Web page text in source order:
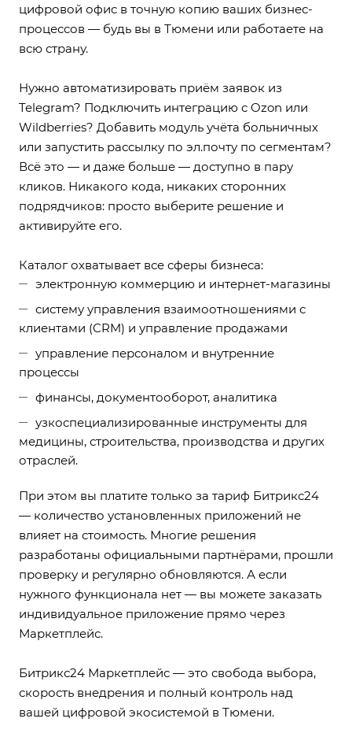
цифровой офис в точную копию ваших бизнес-
процессов — будь вы в Тюмени или работаете на
всю страну.
Нужно автоматизировать приём заявок из
Telegram? Подключить интеграцию с Ozon или
Wildberries? Добавить модуль учёта больничных
или запустить рассылку по эл.почту по сегментам?
Всё это — и даже больше — доступно в пару
кликов. Никакого кода, никаких сторонних
подрядчиков: просто выберите решение и
активируйте его.
Каталог охватывает все сферы бизнеса:
электронную коммерцию и интернет-магазины
систему управления взаимоотношениями с
клиентами (CRM) и управление продажами
управление персоналом и внутренние
процессы
финансы, документооборот, аналитика
узкоспециализированные инструменты для
медицины, строительства, производства и других
отраслей.
При этом вы платите только за тариф Битрикс24
— количество установленных приложений не
влияет на стоимость. Многие решения
разработаны официальными партнёрами, прошли
проверку и регулярно обновляются. А если
нужного функционала нет — вы можете заказать
индивидуальное приложение прямо через
Маркетплейс.
Битрикс24 Маркетплейс — это свобода выбора,
скорость внедрения и полный контроль над
вашей цифровой экосистемой в Тюмени.